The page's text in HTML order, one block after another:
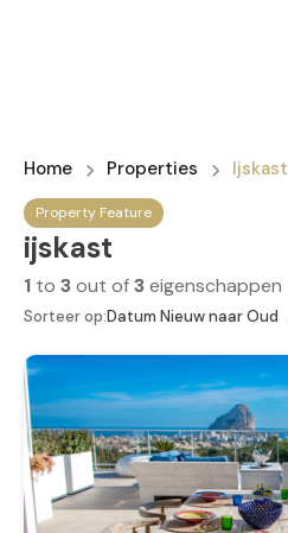
Home Properties Ijskast
Property Feature
ijskast
1 to 3out of3eigenschappen
Sorteer op:Datum Nieuw naar Oud